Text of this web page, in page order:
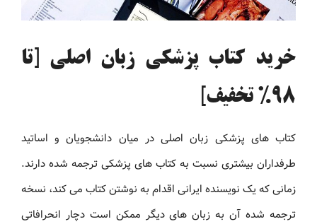
خرید کتاب پزشکی زبان اصلی [تا
98% تخفیف]
کتاب های پزشکی زبان اصلی در میان دانشجویان و اساتید
طرفداران بیشتری نسبت به کتاب های پزشکی ترجمه شده دارند.
زمانی که یک نویسنده ایرانی اقدام به نوشتن کتاب می کند، نسخه
ترجمه شده آن به زبان های دیگر ممکن است دچار انحرافاتی